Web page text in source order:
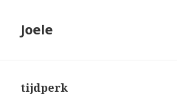
Joele
tijdperk